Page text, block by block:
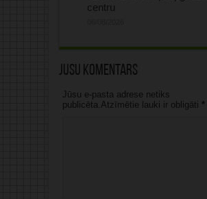
centru
Jūsu komentārs
Jūsu e-pasta adrese netiks
publicēta.Atzīmētie lauki ir obligāti *